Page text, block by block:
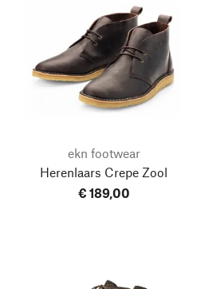
ekn footwear
Herenlaars Crepe Zool
€ 189,00